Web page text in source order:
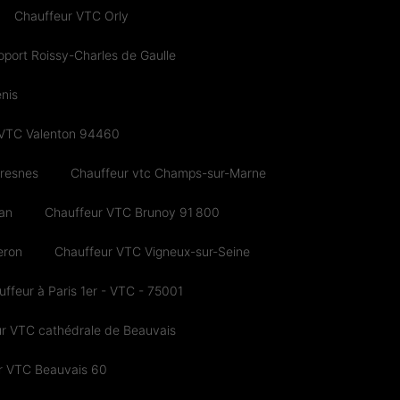
Chauffeur VTC Orly
Roissy-Charles de Gaulle
Valenton 94460
Chauffeur vtc Champs-sur-Marne
Chauffeur VTC Brunoy 91 800
Chauffeur VTC Vigneux-sur-Seine
à Paris 1er - VTC - 75001
VTC cathédrale de Beauvais
VTC Beauvais 60